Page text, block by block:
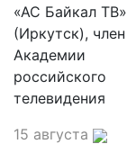
«АС Байкал ТВ»
(Иркутск), член
Академии
российского
телевидения
15 августа